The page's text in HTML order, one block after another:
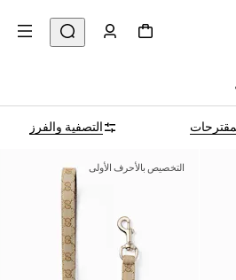
التصفية والفرز
التخصيص بالأحرف الأولى